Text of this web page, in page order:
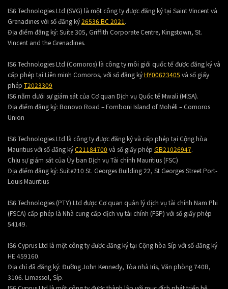
IS6 Technologies Ltd (SVG) là một công ty được đăng ký tại Saint Vincent và
Grenadines với số đăng ký26536 BC 2021.
Địa điểm đăng ký: Suite 305, Griffith Corporate Centre, Kingstown, St.
Vincent and the Grenadines.
IS6 Technologies Ltd (Comoros) là công ty môi giới quốc tế được đăng ký và
cấp phép tại Liên minh Comoros, với số đăng kýHY00623405 và số giấy
phép T2023309
IS6 nằm dưới sự giám sát của Cơ quan Dịch vụ Quốc tế Mwali (MlSA).
Địa điểm đăng ký: Bonovo Road – Fomboni Island of Mohéli – Comoros
Union
IS6 Technologies Ltd là công ty được đăng ký và cấp phép tại Cộng hòa
Mauritius với số đăng kýC21184700 và số giấy phép GB21026947.
Chịu sự giám sát của Ủy ban Dịch vụ Tài chính Mauritius (FSC)
Địa điểm đăng ký: Suite210 St. Georges Building 22, St Georges Street Port-
Louis Mauritius
IS6 Technologies (PTY) Ltd được Cơ quan quản lý dịch vụ tài chính Nam Phi
(FSCA) cấp phép là Nhà cung cấp dịch vụ tài chính (FSP) với số giấy phép
54149.
IS6 Cyprus Ltd là một công ty được đăng ký tại Cộng hòa Síp với số đăng ký
HE 459160.
Địa chỉ đã đăng ký: Đường John Kennedy, Tòa nhà Iris, Văn phòng 740B,
3106. Limassol, Síp.